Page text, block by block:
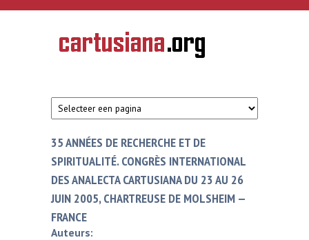
Overslaan en naar de inhoud gaan
CARTUSIANA
Geschiedenis
van de
35 ANNÉES DE RECHERCHE ET DE
SPIRITUALITÉ. CONGRÈS INTERNATIONAL
DES ANALECTA CARTUSIANA DU 23 AU 26
JUIN 2005, CHARTREUSE DE MOLSHEIM —
FRANCE
Auteurs: